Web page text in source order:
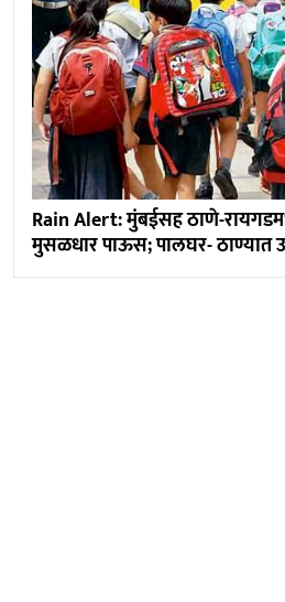
Rain Alert: मुंबईसह ठाणे-
मुसळधार पाऊस; पालघर- ठाण्यात